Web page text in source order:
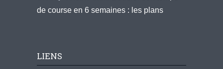
de course en 6 semaines : les plans
LIENS